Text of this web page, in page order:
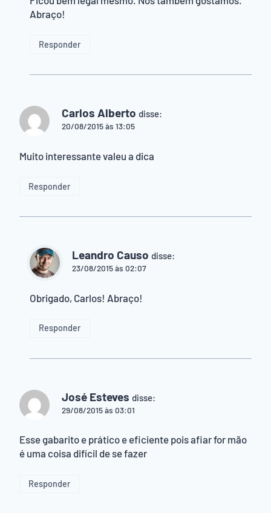
Abraço!
Responder
Carlos Alberto disse:
20/08/2015 às 13:05
Muito interessante valeu a dica
Responder
Leandro Causo disse:
23/08/2015 às 02:07
Obrigado, Carlos! Abraço!
Responder
José Esteves disse:
29/08/2015 às 03:01
Esse gabarito e prático e eficiente pois afiar for mão
é uma coisa difícil de se fazer
Responder